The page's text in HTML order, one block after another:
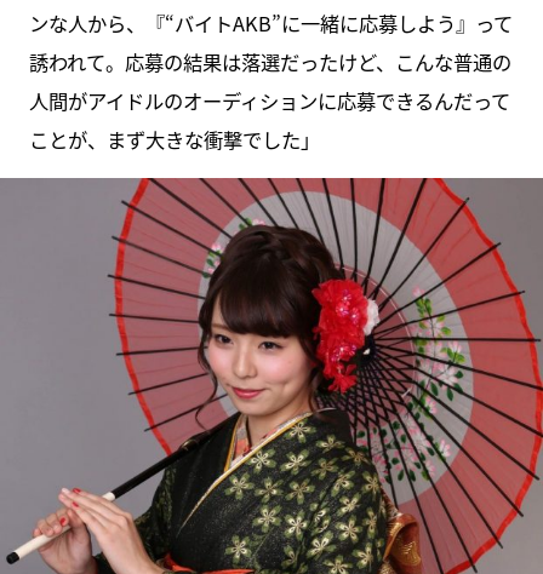
ンな人から、『“バイトAKB”に一緒に応募しよう』って
誘われて。応募の結果は落選だったけど、こんな普通の
人間がアイドルのオーディションに応募できるんだって
ことが、まず大きな衝撃でした」